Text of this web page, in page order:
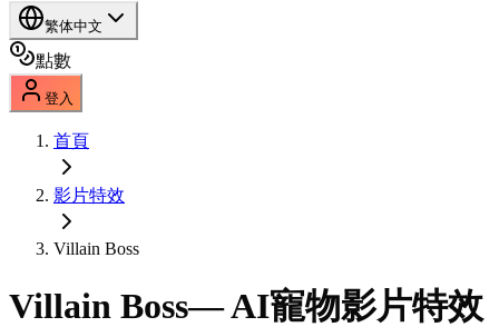
繁体中文
點數
登入
首頁
影片特效
Villain Boss
Villain Boss— AI寵物影片特效